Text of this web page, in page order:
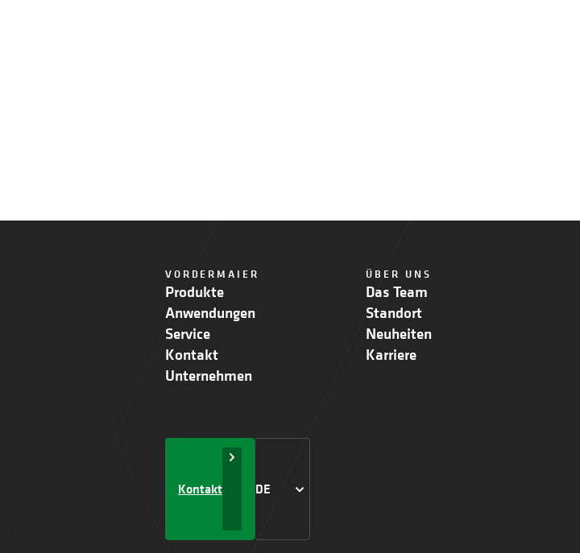
Kontakt DE
VORDERMAIER
Produkte
Anwendungen
Service
Kontakt
Unternehmen
ÜBER UNS
Das Team
Standort
Neuheiten
Karriere